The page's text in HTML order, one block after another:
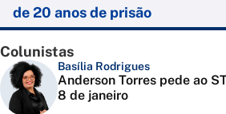
de 20 anos de prisão
Colunistas
Basília Rodrigues
Anderson Torres pede ao
8 de janeiro